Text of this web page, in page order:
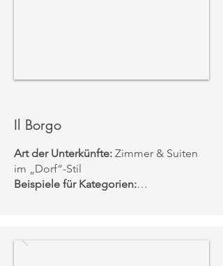
Il Borgo
Art der Unterkünfte: Zimmer & Suiten
im „Dorf“-Stil
Beispiele für Kategorien:
• Casetta Bella